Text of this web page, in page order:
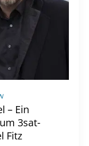
– Ein
3sat-
Fitz